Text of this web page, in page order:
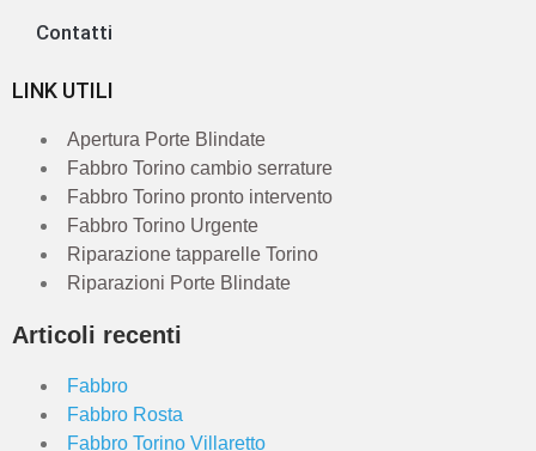
Contatti
LINK UTILI
Apertura Porte Blindate
Fabbro Torino cambio serrature
Fabbro Torino pronto intervento
Fabbro Torino Urgente
Riparazione tapparelle Torino
Riparazioni Porte Blindate
Articoli recenti
Fabbro
Fabbro Rosta
Fabbro Torino Villaretto